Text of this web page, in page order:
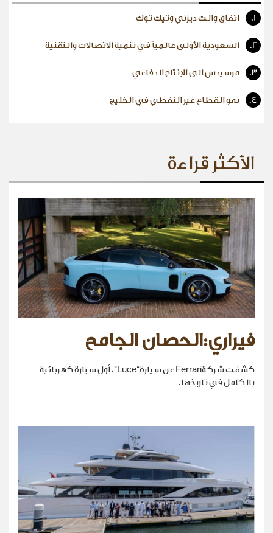
1. اتفاق والت ديزني وتيك توك
2. السعودية الأولى عالمياً في تنمية الاتصالات والتقنية
3. مرسيدس الى الإنتاج الدفاعي
4. نمو القطاع غير النفطي في الخليج
الأكثر قراءة
فيراري:الحصان الجامح
كشفت شركةFerrari عن سيارة“Luce”، أول سيارة كهربائية
بالكامل في تاريخها.